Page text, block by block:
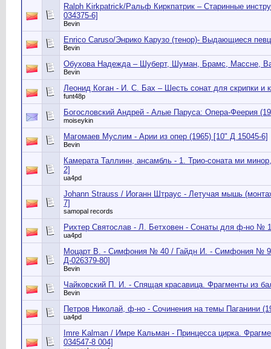
Ralph Kirkpatrick/Ральф Киркпатрик – Старинные
034375-6]
Bevin
Enrico Caruso/Энрико Карузо (тенор)- Выдающиеся
Bevin
Обухова Надежда – Шуберт, Шуман, Брамс, Массне,
Bevin
Леонид Коган - И. С. Бах – Шесть сонат для скрипки и
funt48p
Богословский Андрей - Алые Паруса: Опера-Феерия
moiseykin
Магомаев Муслим - Арии из опер (1965) [10" Д 15045-6]
Bevin
Камерата Таллинн, ансамбль - 1. Трио-соната ми
2]
ua4pd
Johann Strauss / Иоганн Штраус - Летучая мышь
7]
samopal records
Рихтер Святослав - Л. Бетховен - Сонаты для ф-но №
ua4pd
Моцарт В. - Симфония № 40 / Гайдн И. - Симфония №
Д-026379-80]
Bevin
Чайковский П. И. - Спящая красавица. Фрагменты из
Bevin
Петров Николай, ф-но - Сочинения на темы Паганини
ua4pd
Imre Kalman / Имре Кальман - Принцесса цирка.
034547-8 004]